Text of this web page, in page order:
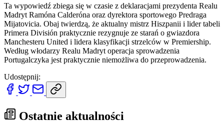
Ta wypowiedź zbiega się w czasie z deklaracjami prezydenta Realu
Madryt Ramóna Calderóna oraz dyrektora sportowego Predraga
Mijatovicia. Obaj twierdzą, że aktualny mistrz Hiszpanii i lider tabeli
Primera División praktycznie rezygnuje ze starań o gwiazdora
Manchesteru United i lidera klasyfikacji strzelców w Premiership.
Według włodarzy Realu Madryt operacja sprowadzenia
Portugalczyka jest praktycznie niemożliwa do przeprowadzenia.
Udostępnij:
Ostatnie aktualności